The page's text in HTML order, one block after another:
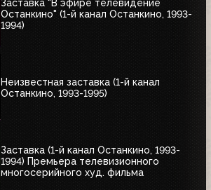
Заставка "В эфире телевидение
Останкино" (1-й канал Останкино, 1993-
1994)
Неизвестная заставка (1-й канал
Останкино, 1993-1995)
Заставка (1-й канал Останкино, 1993-
1994) Премьера телевизионного
многосерийного худ. фильма